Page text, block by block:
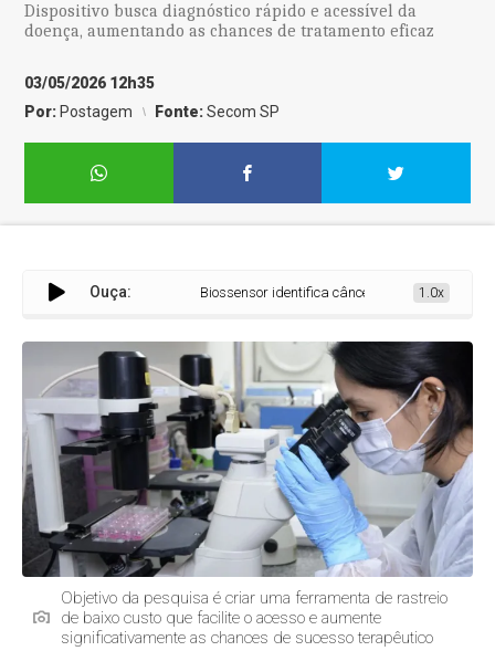
Dispositivo busca diagnóstico rápido e acessível da
doença, aumentando as chances de tratamento eficaz
03/05/2026 12h35
Por: Postagem Fonte:Secom SP
Ouça: Biossensor identifica câncer de pâncreas em
1.0x
Objetivo da pesquisa é criar uma ferramenta de rastreio
de baixo custo que facilite o acesso e aumente
significativamente as chances de sucesso terapêutico